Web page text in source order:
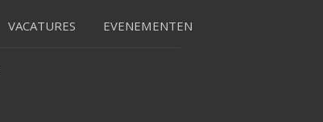
VACATURES EVENEMENTEN